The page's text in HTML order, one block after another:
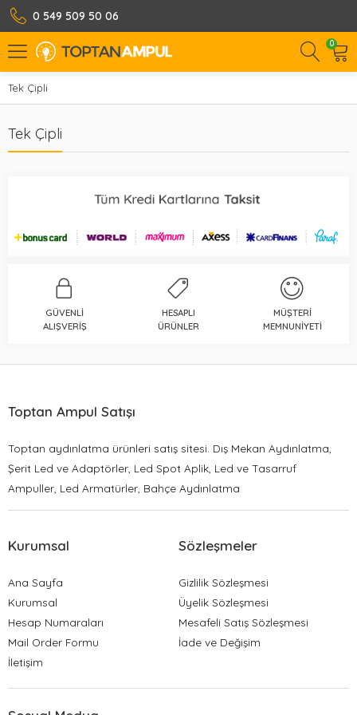
0 549 509 50 06
0
Tek Çipli
Tek Çipli
GÜVENLI
ALIŞVERIŞ
HESAPLI
ÜRÜNLER
MÜŞTERI
MEMNUNIYETI
Toptan Ampul Satışı
Toptan aydınlatma ürünleri satış sitesi. Dış Mekan Aydınlatma,
Şerit Led ve Adaptörler, Led Spot Aplik, Led ve Tasarruf
Ampuller, Led Armatürler, Bahçe Aydınlatma
Kurumsal
Ana Sayfa
Kurumsal
Hesap Numaraları
Mail Order Formu
İletişim
Sözleşmeler
Gizlilik Sözleşmesi
Üyelik Sözleşmesi
Mesafeli Satış Sözleşmesi
İade ve Değişim